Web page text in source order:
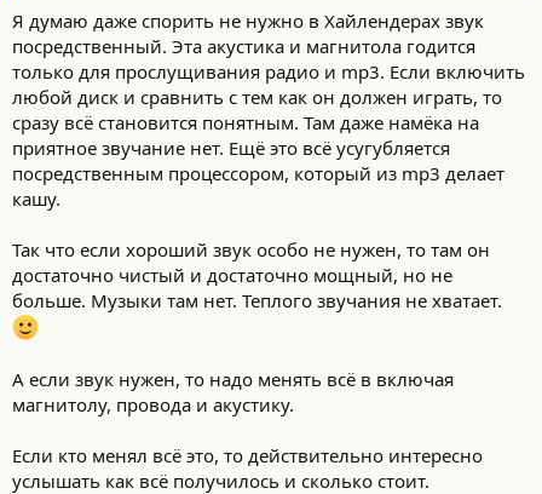
Я думаю даже спорить не нужно в Хайлендерах звук
посредственный. Эта акустика и магнитола годится
только для прослущивания радио и mp3. Если включить
любой диск и сравнить с тем как он должен играть, то
сразу всё становится понятным. Там даже намёка на
приятное звучание нет. Ещё это всё усугубляется
посредственным процессором, который из mp3 делает
кашу.
Так что если хороший звук особо не нужен, то там он
достаточно чистый и достаточно мощный, но не
больше. Музыки там нет. Теплого звучания не хватает.
А если звук нужен, то надо менять всё в включая
магнитолу, провода и акустику.
Если кто менял всё это, то действительно интересно
услышать как всё получилось и сколько стоит.